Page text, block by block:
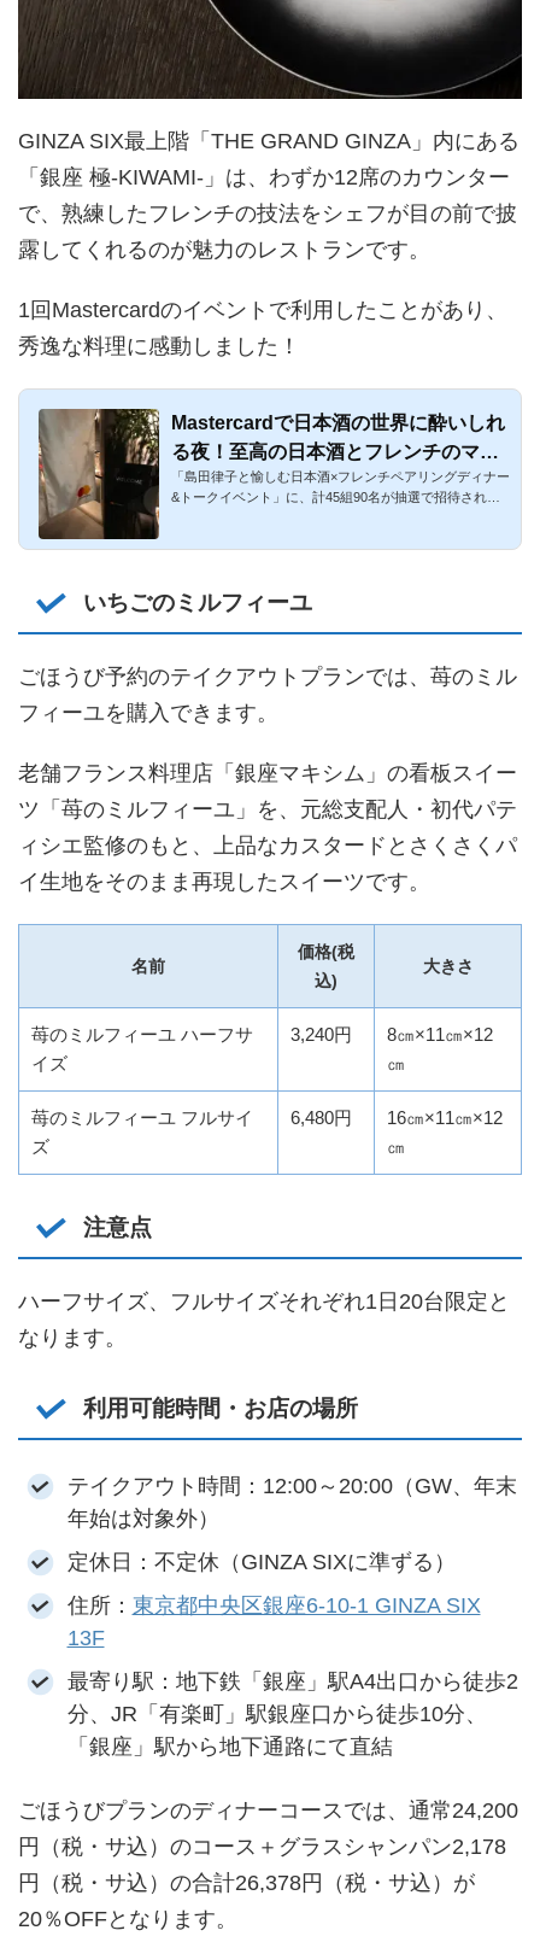
GINZA SIX最上階「THE GRAND GINZA」内にある
「銀座 極-KIWAMI-」は、わずか12席のカウンター
で、熟練したフレンチの技法をシェフが目の前で披
露してくれるのが魅力のレストランです。
1回Mastercardのイベントで利用したことがあり、
秀逸な料理に感動しました！
Mastercardで日本酒の世界に酔いしれ
る夜！至高の日本酒とフレンチのマリ
アージュを堪能！
「島田律子と愉しむ日本酒×フレンチペアリングディナー
&トークイベント」に、計45組90名が抽選で招待される
いちごのミルフィーユ
ごほうび予約のテイクアウトプランでは、苺のミル
フィーユを購入できます。
老舗フランス料理店「銀座マキシム」の看板スイー
ツ「苺のミルフィーユ」を、元総支配人・初代パテ
ィシエ監修のもと、上品なカスタードとさくさくパ
イ生地をそのまま再現したスイーツです。
名前
価格(税
込)
大きさ
苺のミルフィーユ ハーフサ
イズ
3,240円
8㎝×11㎝×12
㎝
苺のミルフィーユ フルサイ
ズ
6,480円
16㎝×11㎝×12
㎝
注意点
ハーフサイズ、フルサイズそれぞれ1日20台限定と
なります。
利用可能時間・お店の場所
テイクアウト時間：12:00～20:00（GW、年末
年始は対象外）
定休日：不定休（GINZA SIXに準ずる）
住所： 東京都中央区銀座6-10-1 GINZA SIX
13F
最寄り駅：地下鉄「銀座」駅A4出口から徒歩2
分、JR「有楽町」駅銀座口から徒歩10分、
「銀座」駅から地下通路にて直結
ごほうびプランのディナーコースでは、通常24,200
円（税・サ込）のコース＋グラスシャンパン2,178
円（税・サ込）の合計26,378円（税・サ込）が
20％OFFとなります。